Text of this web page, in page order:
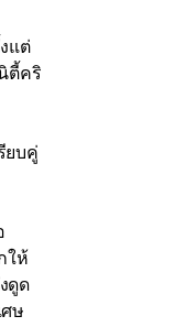
แต่
ตี้คริ
ยบคู่
ให้
ดูด
ษ